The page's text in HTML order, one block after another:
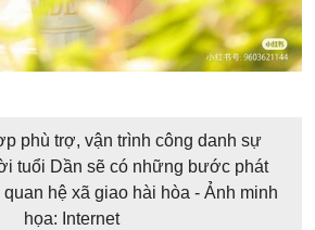
phù trợ, vận trình công danh sự
tuổi Dần sẽ có những bước phát
hệ xã giao hài hòa - Ảnh minh
họa: Internet